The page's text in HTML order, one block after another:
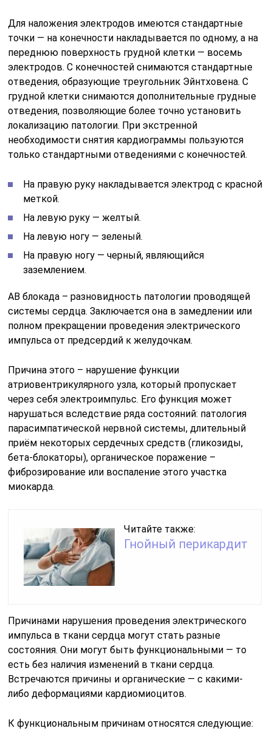
Для наложения электродов имеются стандартные
точки — на конечности накладывается по одному, а на
переднюю поверхность грудной клетки — восемь
электродов. С конечностей снимаются стандартные
отведения, образующие треугольник Эйнтховена. С
грудной клетки снимаются дополнительные грудные
отведения, позволяющие более точно установить
локализацию патологии. При экстренной
необходимости снятия кардиограммы пользуются
только стандартными отведениями с конечностей.
На правую руку накладывается электрод с красной
меткой.
На левую руку — желтый.
На левую ногу — зеленый.
На правую ногу — черный, являющийся
заземлением.
АВ блокада – разновидность патологии проводящей
системы сердца. Заключается она в замедлении или
полном прекращении проведения электрического
импульса от предсердий к желудочкам.
Причина этого – нарушение функции
атриовентрикулярного узла, который пропускает
через себя электроимпульс. Его функция может
нарушаться вследствие ряда состояний: патология
парасимпатической нервной системы, длительный
приём некоторых сердечных средств (гликозиды,
бета-блокаторы), органическое поражение –
фиброзирование или воспаление этого участка
миокарда.
Читайте также:
Гнойный перикардит
Причинами нарушения проведения электрического
импульса в ткани сердца могут стать разные
состояния. Они могут быть функциональными — то
есть без наличия изменений в ткани сердца.
Встречаются причины и органические — с какими-
либо деформациями кардиомиоцитов.
К функциональным причинам относятся следующие: